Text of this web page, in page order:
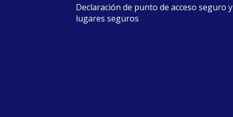
Declaración de punto de acceso seguro y
lugares seguros